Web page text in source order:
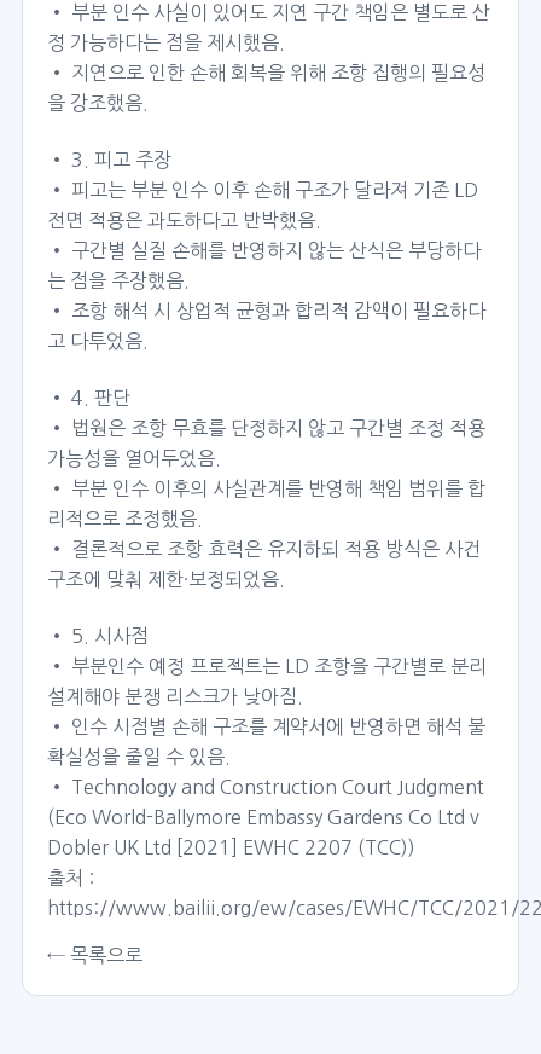
• 부분 인수 사실이 있어도 지연 구간 책임은 별도로 산
정 가능하다는 점을 제시했음.
• 지연으로 인한 손해 회복을 위해 조항 집행의 필요성
을 강조했음.
• 3. 피고 주장
• 피고는 부분 인수 이후 손해 구조가 달라져 기존 LD
전면 적용은 과도하다고 반박했음.
• 구간별 실질 손해를 반영하지 않는 산식은 부당하다
는 점을 주장했음.
• 조항 해석 시 상업적 균형과 합리적 감액이 필요하다
고 다투었음.
• 4. 판단
• 법원은 조항 무효를 단정하지 않고 구간별 조정 적용
가능성을 열어두었음.
• 부분 인수 이후의 사실관계를 반영해 책임 범위를 합
리적으로 조정했음.
• 결론적으로 조항 효력은 유지하되 적용 방식은 사건
구조에 맞춰 제한·보정되었음.
• 5. 시사점
• 부분인수 예정 프로젝트는 LD 조항을 구간별로 분리
설계해야 분쟁 리스크가 낮아짐.
• 인수 시점별 손해 구조를 계약서에 반영하면 해석 불
확실성을 줄일 수 있음.
• Technology and Construction Court Judgment
(Eco World-Ballymore Embassy Gardens Co Ltd v
Dobler UK Ltd [2021] EWHC 2207 (TCC))
출처 :
https://www.bailii.org/ew/cases/EWHC/TCC/2021/
← 목록으로